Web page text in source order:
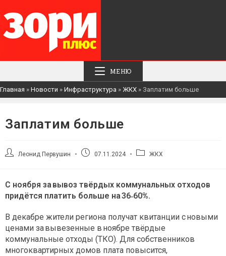
МЕНЮ
Главная » Новости » Инфраструктура » ЖКХ » Заплатим больше
Заплатим больше
АвторЛеонид Первушин
Запись07.11.2024
Рубрика
ЖКХ
С ноября за вывоз твёрдых коммунальных отходов
придётся платить больше на 36‑60%.
В декабре жители региона получат квитанции с новыми
ценами за вывезенные в ноябре твёрдые
коммунальные отходы (ТКО). Для собственников
многоквартирных домов плата повысится,